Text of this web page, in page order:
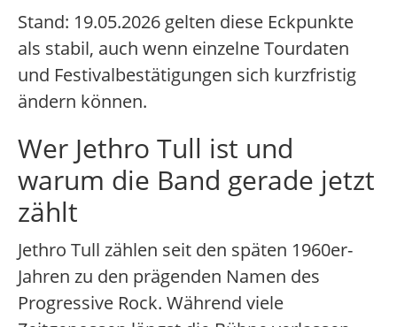
Stand: 19.05.2026 gelten diese Eckpunkte
als stabil, auch wenn einzelne Tourdaten
und Festivalbestätigungen sich kurzfristig
ändern können.
Wer Jethro Tull ist und
warum die Band gerade jetzt
zählt
Jethro Tull zählen seit den späten 1960er-
Jahren zu den prägenden Namen des
Progressive Rock. Während viele